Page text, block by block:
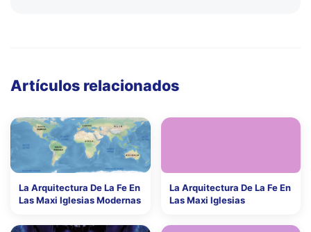
Artículos relacionados
La Arquitectura De La Fe En
Las Maxi Iglesias Modernas
La Arquitectura De La Fe En
Las Maxi Iglesias